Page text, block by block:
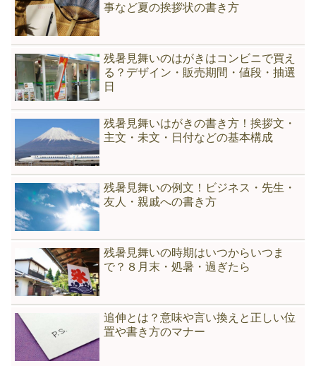
事など夏の挨拶状の書き方
残暑見舞いのはがきはコンビニで買え
る？デザイン・販売期間・値段・抽選
日
残暑見舞いはがきの書き方！挨拶文・
主文・未文・日付などの基本構成
残暑見舞いの例文！ビジネス・先生・
友人・親戚への書き方
残暑見舞いの時期はいつからいつま
で？８月末・処暑・過ぎたら
追伸とは？意味や言い換えと正しい位
置や書き方のマナー